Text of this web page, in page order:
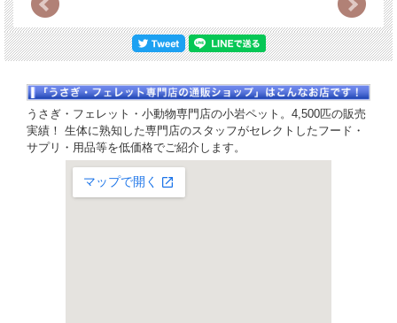
うさぎ・フェレット・小動物専門店の小岩ペット。4,500匹の販売
実績！ 生体に熟知した専門店のスタッフがセレクトしたフード・
サプリ・用品等を低価格でご紹介します。